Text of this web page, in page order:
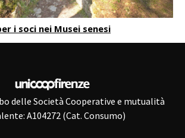
i soci nei Musei senesi
delle Società Cooperative e mutualità
A104272 (Cat. Consumo)